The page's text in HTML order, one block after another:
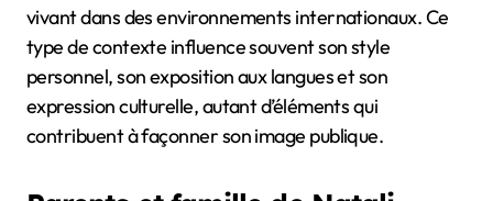
vivant dans des environnements internationaux. Ce
type de contexte influence souvent son style
personnel, son exposition aux langues et son
expression culturelle, autant d’éléments qui
contribuent à façonner son image publique.